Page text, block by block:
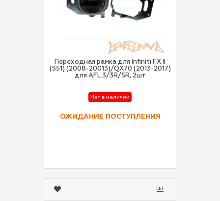
Переходная рамка для Infiniti FX II
(S51) (2008-20013)/QX70 (2013-2017)
для AFL 3/3R/5R, 2шт
Нет в наличии
ОЖИДАНИЕ ПОСТУПЛЕНИЯ